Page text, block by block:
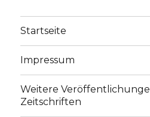
Startseite
Impressum
Weitere
Zeitschriften